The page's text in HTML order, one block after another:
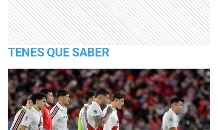
TENES QUE SABER